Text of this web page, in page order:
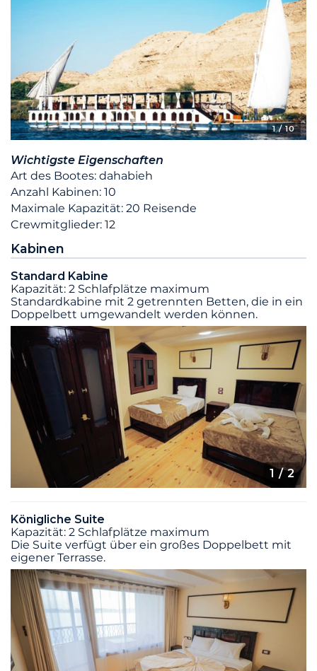
1/ 10
Wichtigste Eigenschaften
Art des Bootes: dahabieh
Anzahl Kabinen: 10
Maximale Kapazität: 20 Reisende
Crewmitglieder: 12
Kabinen
Standard Kabine
Kapazität: 2 Schlafplätze maximum
Standardkabine mit 2 getrennten Betten, die in ein
Doppelbett umgewandelt werden können.
1 / 2
Königliche Suite
Kapazität: 2 Schlafplätze maximum
Die Suite verfügt über ein großes Doppelbett mit
eigener Terrasse.